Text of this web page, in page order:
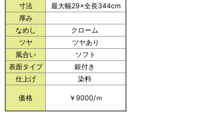
寸法
最大幅29×全長344cm
厚み
なめし
クローム
ツヤ
ツヤあり
風合い
ソフト
表面タイプ
銀付き
仕上げ
染料
価格 ￥9000/ｍ